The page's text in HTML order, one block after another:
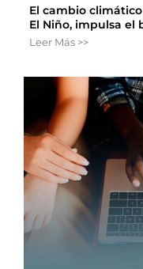
El cambio
El Niño, impulsa el
Leer Más >>